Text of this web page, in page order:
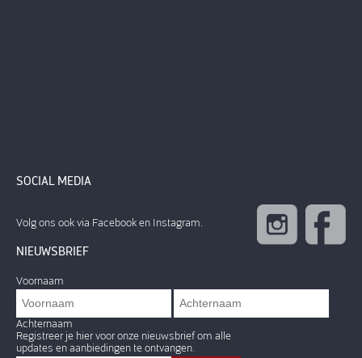
SOCIAL MEDIA
Volg ons ook via Facebook en Instagram.
NIEUWSBRIEF
Voornaam
Achternaam
Registreer je hier voor onze nieuwsbrief om alle
updates en aanbiedingen te ontvangen.